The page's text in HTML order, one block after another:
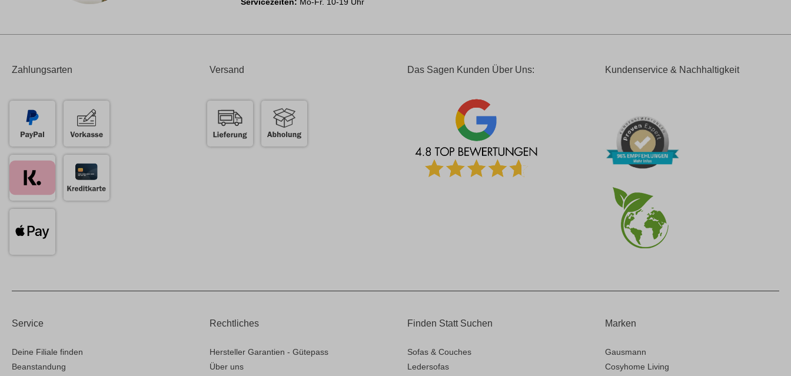
Zahlungsarten Versand Das Sagen Kunden Über Uns: Kundenservice & Nachhaltigkeit
Service
Deine Filiale finden
Beanstandung
Rechtliches
Hersteller Garantien - Gütepass
Über uns
Finden Statt Suchen
Sofas & Couches
Ledersofas
Marken
Gausmann
Cosyhome Living